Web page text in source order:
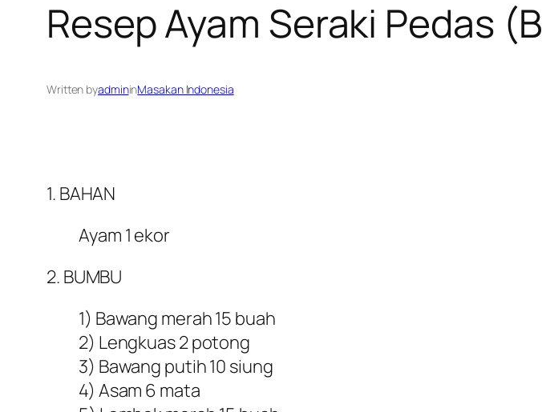
Resep Ayam Seraki Pedas
Written byadmininMasakan Indonesia
1. BAHAN
Ayam 1 ekor
2. BUMBU
1) Bawang merah 15 buah
2) Lengkuas 2 potong
3) Bawang putih 10 siung
4) Asam 6 mata